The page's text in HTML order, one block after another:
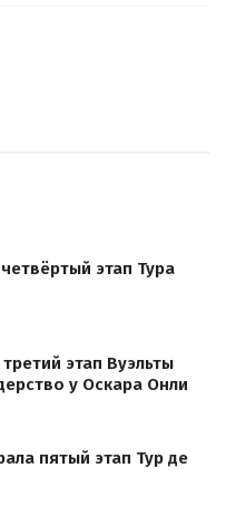
этап Тура
этап Вуэльты
у Оскара Онли
пятый этап Тур де